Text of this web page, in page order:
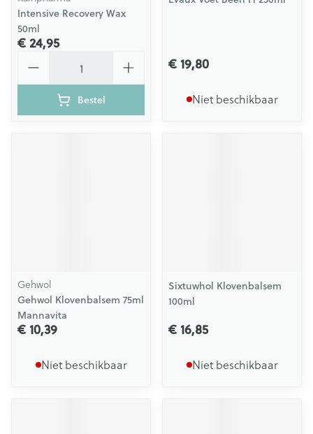
Intensive Recovery Wax
50ml
€ 24,95
Bestel
€ 19,80
Niet beschikbaar
Gehwol
Gehwol Klovenbalsem 75ml
Mannavita
€ 10,39
Niet beschikbaar
Sixtuwhol Klovenbalsem
100ml
€ 16,85
Niet beschikbaar